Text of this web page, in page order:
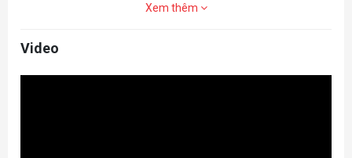
Xem thêm
Video